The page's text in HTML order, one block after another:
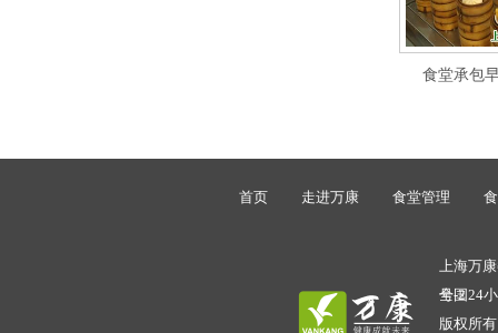
食堂承包
首页 走进万康 食堂管理
上海万
号-2
全国24
版权所